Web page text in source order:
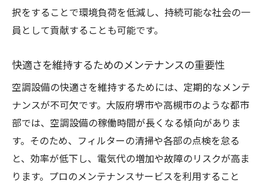
択をすることで環境負荷を低減し、持続可能な社会の一
員として貢献することも可能です。
快適さを維持するためのメンテナンスの重要性
空調設備の快適さを維持するためには、定期的なメンテ
ナンスが不可欠です。大阪府堺市や高槻市のような都市
部では、空調設備の稼働時間が長くなる傾向がありま
す。そのため、フィルターの清掃や各部の点検を怠る
と、効率が低下し、電気代の増加や故障のリスクが高ま
ります。プロのメンテナンスサービスを利用すること